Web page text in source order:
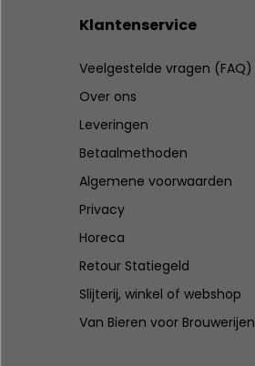
Klantenservice
Veelgestelde vragen (FAQ)
Over ons
Leveringen
Betaalmethoden
Algemene voorwaarden
Privacy
Horeca
Retour Statiegeld
Slijterij, winkel of webshop
Van Bieren voor Brouwerijen